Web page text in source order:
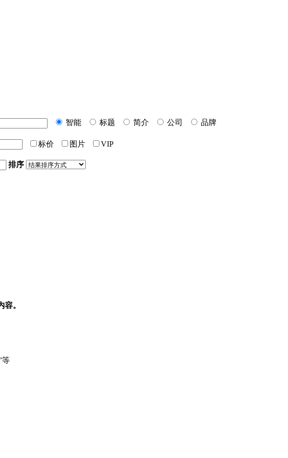
智能
标题 简介 公司
品牌
标价 图片
VIP
排序
容。
等